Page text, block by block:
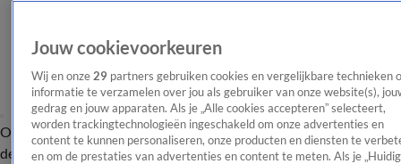
OverzichtAfleveringen Entertainment TV Algemeen
Tip
de redactieNieuwsbrief
Jouw cookievoorkeuren
Wij en onze 29 partners gebruiken cookies en vergelijkbare technieken
informatie te verzamelen over jou als gebruiker van onze website(s),
gedrag en jouw apparaten. Als je „Alle cookies accepteren” selecteert,
worden trackingtechnologieën ingeschakeld om onze advertenties en
content te kunnen personaliseren, onze producten en diensten te
en om de prestaties van advertenties en content te meten. Als je